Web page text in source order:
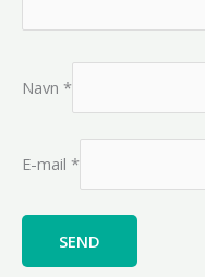
Navn *
E-mail *